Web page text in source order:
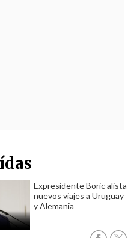
Expresidente Boric alista
nuevos viajes a Uruguay
y Alemania